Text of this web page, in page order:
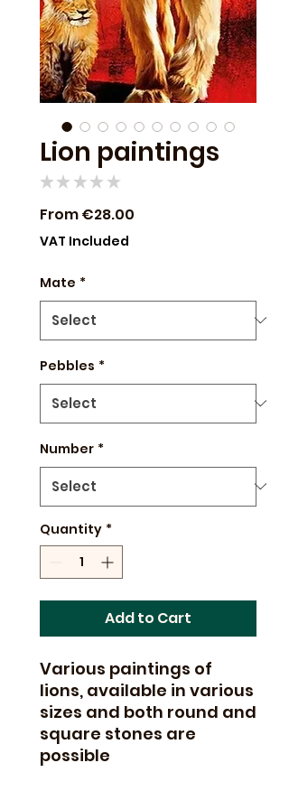
Lion paintings
★ ★ ★ ★ ★
From€28.00
VAT Included
Mate *
Pebbles *
Number *
Quantity *
Add to Cart
Various paintings of
lions, available in various
sizes and both round and
square stones are
possible